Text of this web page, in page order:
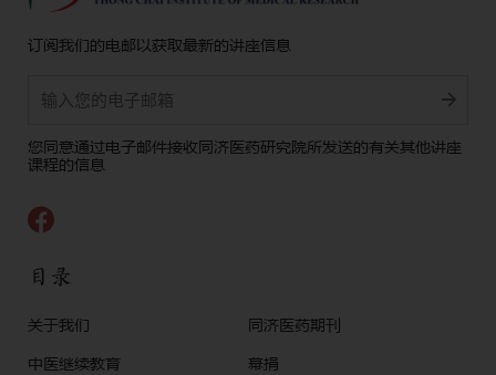
订阅我们的电邮以获取最新的讲座信息
Alternative:
您同意通过电子邮件接收同济医药研究院所发送的有关其他讲座
课程的信息
目录
关于我们
中医继续教育
同济医药期刊
幕捐